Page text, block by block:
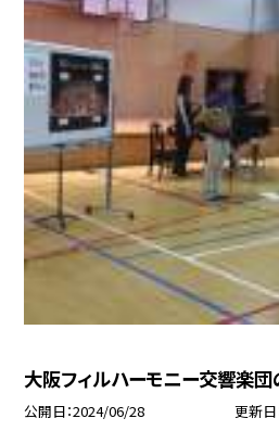
大阪フィルハーモニー交響楽団
公開日 2024/06/28 更新日